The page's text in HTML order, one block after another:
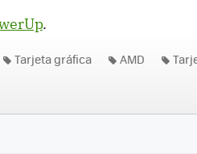
.
Tarjeta gráfica AMD